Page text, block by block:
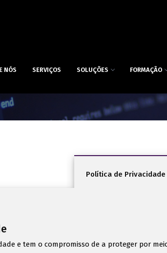
NÓS SERVIÇOS SOLUÇÕES FORMAÇÃO
Política de
Política de Privacidade
e tem o compromisso de a proteger por